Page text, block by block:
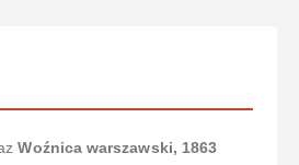
Woźnica warszawski, 1863